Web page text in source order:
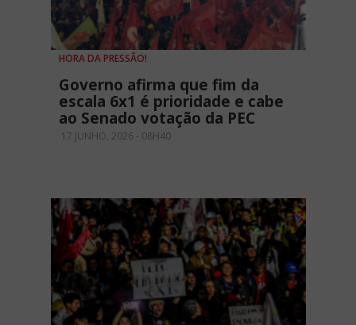
HORA DA PRESSÃO!
Governo afirma que fim da
escala 6x1 é prioridade e cabe
ao Senado votação da PEC
17 JUNHO, 2026 - 08H40